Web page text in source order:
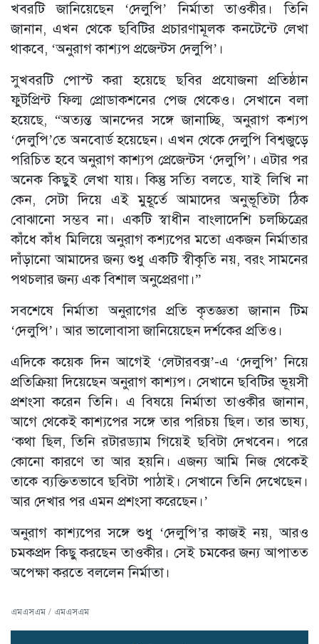
খবরটি জানিয়েছেন ‘দেলুপি’ নির্মাতা তাওকীর। তিনি
জানান, এখন থেকে ছবিটির প্রচারণামূলক কনটেন্টে লেখা
থাকবে, ‘অনুরাগ কাশ্যপ প্রজেন্টস দেলুপি’।
সুখবরটি পোস্ট করা হয়েছে ছবির প্রযোজনা প্রতিষ্ঠান
ফুটপ্রিন্ট ফিল্ম প্রোডাকশনের পেজ থেকেও। সেখানে বলা
হয়েছে, “অত্যন্ত আনন্দের সঙ্গে জানাচ্ছি, অনুরাগ কশ্যপ
‘দেলুপি’তে অনবোর্ড হয়েছেন। এখন থেকে দেলুপি বিশ্বজুড়ে
পরিচিত হবে অনুরাগ কাশ্যপ প্রেজেন্টস ‘দেলুপি’। এটার পর
অনেক কিছুই লেখা যায়। কিন্তু সত্যি বলতে, যাই লিখি না
কেন, সেটা দিয়ে এই মুহূর্তে আমাদের অনুভূতিটা ঠিক
বোঝানো সম্ভব না। একটি স্বাধীন বাংলাদেশি চলচ্চিত্রের
কাঁধে কাঁধ মিলিয়ে অনুরাগ কশ্যপের মতো একজন নির্মাতার
দাঁড়ানো আমাদের জন্য শুধু একটি স্বীকৃতি নয়, বরং সামনের
পথচলার জন্য এক বিশাল অনুপ্রেরণা।”
সবশেষে নির্মাতা অনুরাগের প্রতি কৃতজ্ঞতা জানান টিম
‘দেলুপি’। আর ভালোবাসা জানিয়েছেন দর্শকের প্রতিও।
এদিকে কয়েক দিন আগেই ‘লেটারবক্স’-এ ‘দেলুপি’ নিয়ে
প্রতিক্রিয়া দিয়েছেন অনুরাগ কাশ্যপ। সেখানে ছবিটির ভূয়সী
প্রশংসা করেন তিনি। এ বিষয়ে নির্মাতা তাওকীর জানান,
আগে থেকেই কাশ্যপের সঙ্গে তার পরিচয় ছিল। তার ভাষ্য,
‘কথা ছিল, তিনি রটারড্যাম গিয়েই ছবিটা দেখবেন। পরে
কোনো কারণে তা আর হয়নি। এজন্য আমি নিজ থেকেই
তাকে ব্যক্তিতভাবে ছবিটা পাঠাই। সেখানে তিনি দেখেছেন।
আর দেখার পর এমন প্রশংসা করেছেন।’
অনুরাগ কাশ্যপের সঙ্গে শুধু ‘দেলুপি’র কাজই নয়, আরও
চমকপ্রদ কিছু করছেন তাওকীর। সেই চমকের জন্য আপাতত
অপেক্ষা করতে বললেন নির্মাতা।
এমএসএম / এমএসএম